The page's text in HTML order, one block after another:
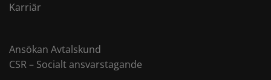
Karriär
Ansökan Avtalskund
CSR – Socialt ansvarstagande